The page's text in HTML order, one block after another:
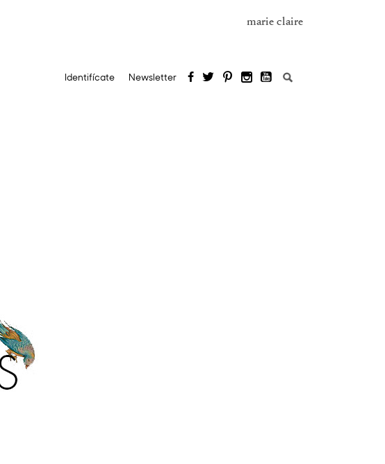
marie claire
Identifícate Newsletter Buscar: